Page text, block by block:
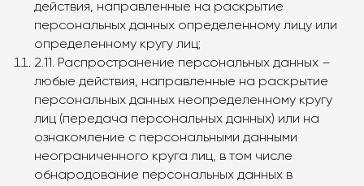
действия, направленные на раскрытие
персональных данных определенному лицу или
определенному кругу лиц;
2.11. Распространение персональных данных –
любые действия, направленные на раскрытие
персональных данных неопределенному кругу
лиц (передача персональных данных) или на
ознакомление с персональными данными
неограниченного круга лиц, в том числе
обнародование персональных данных в